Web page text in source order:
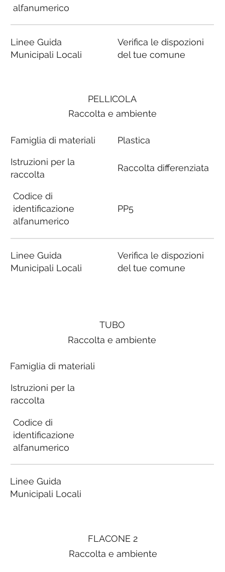
PELLICOLA
Raccolta e ambiente
Famiglia di materiali
Istruzioni per la
raccolta
Codice di
identificazione
alfanumerico
Linee Guida
Municipali Locali
Plastica
Raccolta differenziata
PP5
Verifica le dispozioni
del tue comune
FLACONE 2
Raccolta e ambiente
alfanumerico
Linee Guida
Municipali Locali
Verifica le dispozioni
del tue comune
TUBO
Raccolta e ambiente
Famiglia di materiali
Istruzioni per la
raccolta
Codice di
identificazione
alfanumerico
Linee Guida
Municipali Locali